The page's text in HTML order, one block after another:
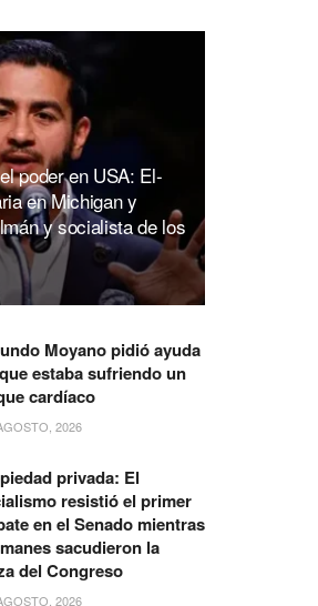
poder en USA: El-
en Michigan y
y socialista de los
Moyano pidió ayuda
estaba sufriendo un
cardíaco
2026
privada: El
resistió el primer
en el Senado mientras
sacudieron la
del Congreso
2026